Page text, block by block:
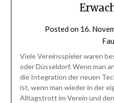
Posted on 16.
Viele Vereinsspieler waren
oder Düsseldorf. Wenn man
die Integration der neuen
ist, wenn man wieder in der
Alltagstrott im Verein und